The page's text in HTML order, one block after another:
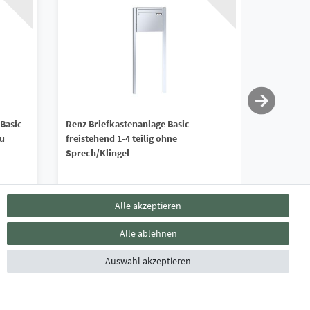
Renz Briefkastenanlage Basic
freistehend 1-4 teilig ohne
Sprech/Klingel
1.471,90 € *
*inkl. ges. MwSt.zzgl.Versandkosten
Lieferzeit ca. 4 - 6 Wochen
*inkl. ges.
Alle akzeptieren
Alle ablehnen
Auswahl akzeptieren